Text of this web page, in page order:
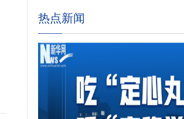
热点新闻